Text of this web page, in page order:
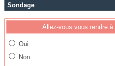
Sondage
Allez-vous vous rendre
Oui
Non